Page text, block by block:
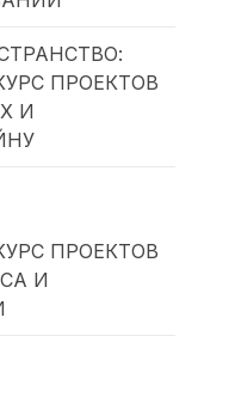
ПРОЕКТОВ
И
ПРОЕКТОВ
И